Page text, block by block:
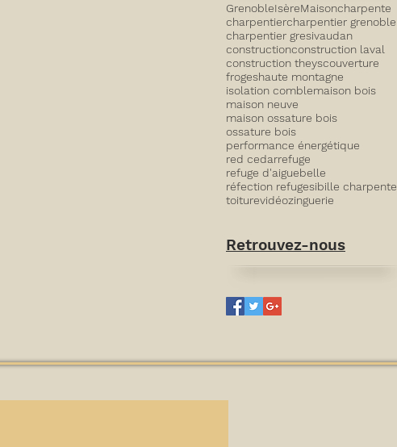
GrenobleIsèreMaisoncharpente
charpentiercharpentier grenoble
charpentier gresivaudan
constructionconstruction laval
construction theyscouverture
frogeshaute montagne
isolation comblemaison bois
maison neuve
maison ossature bois
ossature bois
performance énergétique
red cedarrefuge
refuge d'aiguebelle
réfection refugesibille charpente
toiturevidéozinguerie
Retrouvez-nous